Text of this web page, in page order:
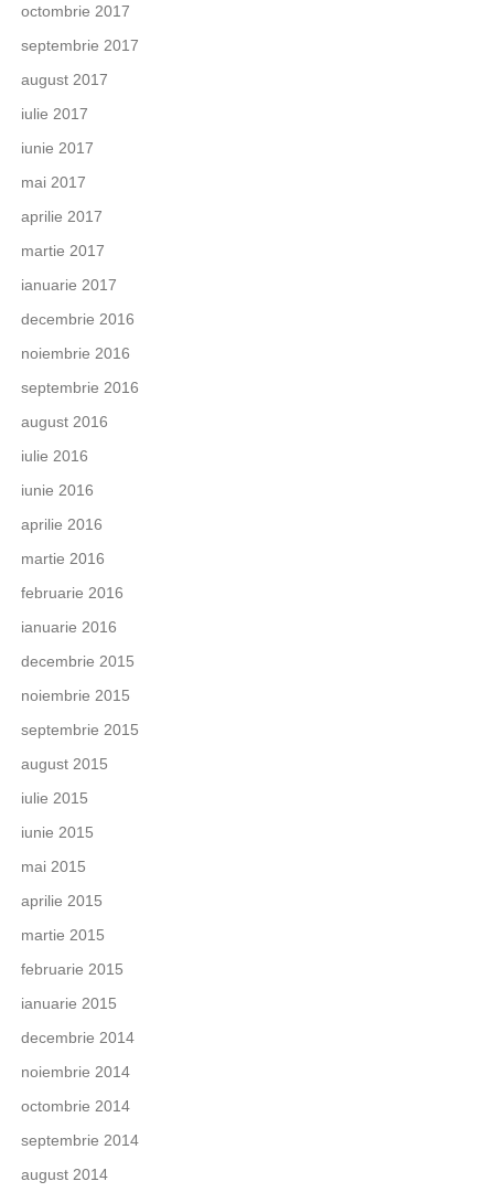
octombrie 2017
septembrie 2017
august 2017
iulie 2017
iunie 2017
mai 2017
aprilie 2017
martie 2017
ianuarie 2017
decembrie 2016
noiembrie 2016
septembrie 2016
august 2016
iulie 2016
iunie 2016
aprilie 2016
martie 2016
februarie 2016
ianuarie 2016
decembrie 2015
noiembrie 2015
septembrie 2015
august 2015
iulie 2015
iunie 2015
mai 2015
aprilie 2015
martie 2015
februarie 2015
ianuarie 2015
decembrie 2014
noiembrie 2014
octombrie 2014
septembrie 2014
august 2014